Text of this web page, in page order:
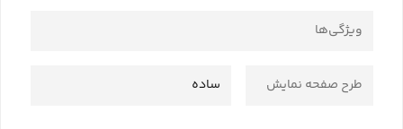
ویژگی‌ها
طرح صفحه نمایش ساده